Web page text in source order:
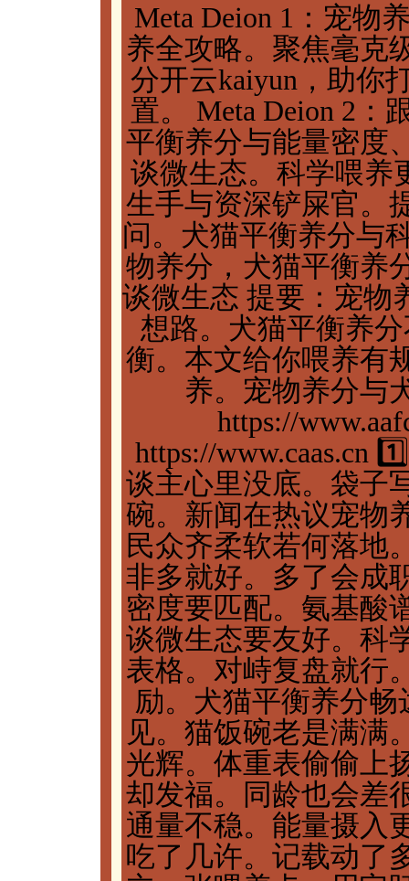
Meta Deion 1：宠物
养全攻略。聚焦毫克
分开云kaiyun，助你
置。 Meta Deion 2：
平衡养分与能量密度
谈微生态。科学喂养
生手与资深铲屎官。
问。犬猫平衡养分与
物养分，犬猫平衡养
谈微生态 提要：宠物
想路。犬猫平衡养
衡。本文给你喂养有
养。宠物养分与
https://
https://www.caas.cn
谈主心里没底。袋子
碗。新闻在热议宠物
民众齐柔软若何落地
非多就好。多了会成
密度要匹配。氨基酸
谈微生态要友好。科
表格。对峙复盘就行
励。犬猫平衡养分
见。猫饭碗老是满满
光辉。体重表偷偷上
却发福。同龄也会差
通量不稳。能量摄入
吃了几许。记载动了